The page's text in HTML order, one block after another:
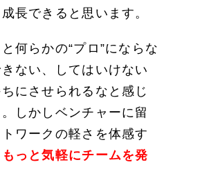
長できると思います。
何らかの“プロ”にならな
ない、してはいけない
にさせられるなと感じ
しかしベンチャーに留
ワークの軽さを体感す
もっと気軽にチームを発